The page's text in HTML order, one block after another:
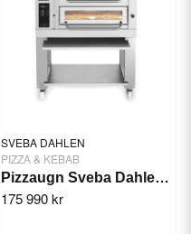
SVEBA DAHLEN
PIZZA & KEBAB
Pizzaugn Sveba Dahlen P-403, 3-däck
175 990 kr